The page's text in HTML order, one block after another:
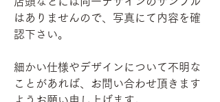
はありませんので、写真にて内容を確
認下さい。
細かい仕様やデザインについて不明な
ことがあれば、お問い合わせ頂きます